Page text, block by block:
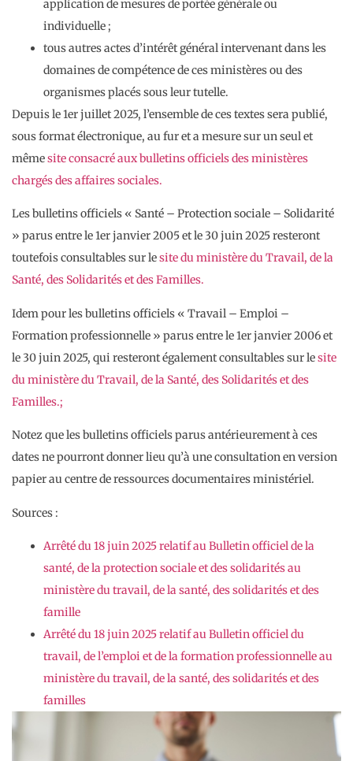
application de mesures de portée générale ou
individuelle ;
tous autres actes d’intérêt général intervenant dans les
domaines de compétence de ces ministères ou des
organismes placés sous leur tutelle.
Depuis le 1er juillet 2025, l’ensemble de ces textes sera publié,
sous format électronique, au fur et a mesure sur un seul et
mêmesite consacré aux bulletins officiels des ministères
chargés des affaires sociales.
Les bulletins officiels « Santé – Protection sociale – Solidarité
» parus entre le 1er janvier 2005 et le 30 juin 2025 resteront
toutefois consultables sur lesite du ministère du Travail, de la
Santé, des Solidarités et des Familles.
Idem pour les bulletins officiels « Travail – Emploi –
Formation professionnelle » parus entre le 1er janvier 2006 et
le 30 juin 2025, qui resteront également consultables sur lesite
du ministère du Travail, de la Santé, des Solidarités et des
Familles.;
Notez que les bulletins officiels parus antérieurement à ces
dates ne pourront donner lieu qu’à une consultation en version
papier au centre de ressources documentaires ministériel.
Sources :
Arrêté du 18 juin 2025 relatif au Bulletin officiel de la
santé, de la protection sociale et des solidarités au
ministère du travail, de la santé, des solidarités et des
famille
Arrêté du 18 juin 2025 relatif au Bulletin officiel du
travail, de l’emploi et de la formation professionnelle au
ministère du travail, de la santé, des solidarités et des
familles